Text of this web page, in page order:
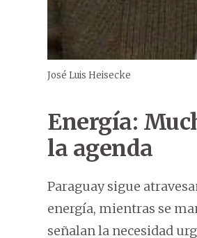
José Luis Heisecke
Energía:
la agenda
Paraguay sigue
energía, mientras se
señalan la necesidad